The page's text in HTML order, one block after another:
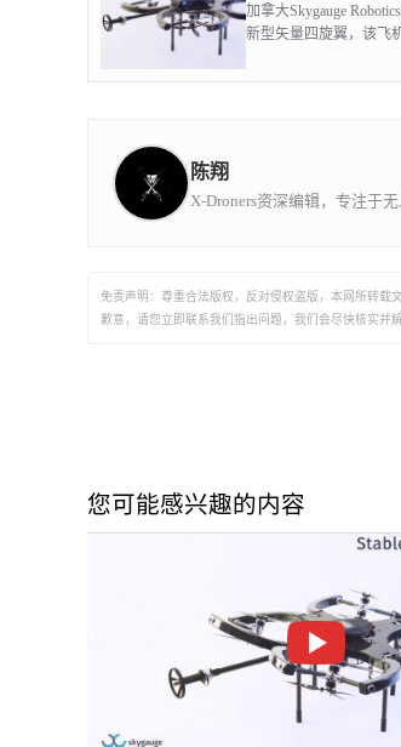
加拿大Skygauge
新型矢量四旋翼，该飞
个新型的臂装式传感器
的加强烈，这项技术将
计划发布一些附件，比
洁表面的钢丝刷等，以
陈翔
X-Droners资深编辑，专注于
免责声明：尊重合法版权，反对侵权盗版，本网所转载
歉意，请您立即联系我们指出问题，我们会尽快核实并
您可能感兴趣的内容